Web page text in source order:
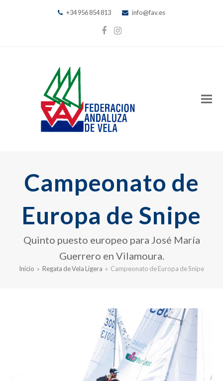
+34 956 854 813 info@fav.es
Facebook
Instagram
Campeonato de
Europa de Snipe
Quinto puesto europeo para José María
Guerrero en Vilamoura.
Inicio » Regata de Vela Ligera » Campeonato de Europa de Snipe